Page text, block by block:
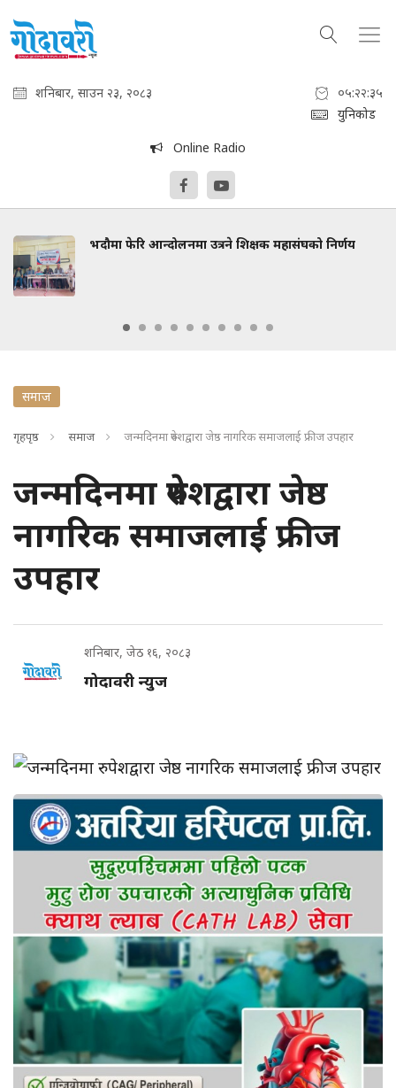
शनिबार, साउन २३, २०८३
०५:२२:३५
युनिकोड
Online Radio
भदौमा फेरि आन्दोलनमा उत्रने शिक्षक महासंघको निर्णय
समाज
गृहपृष्ठ समाज जन्मदिनमा रुपेशद्वारा जेष्ठ नागरिक समाजलाई फ्रीज उपहार
जन्मदिनमा रुपेशद्वारा जेष्ठ
नागरिक समाजलाई फ्रीज
उपहार
शनिबार, जेठ १६, २०८३
गोदावरी न्युज